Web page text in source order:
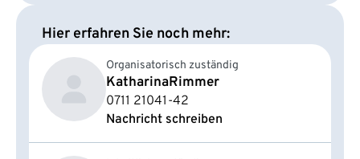
Hier erfahren Sie noch mehr:
Organisatorisch zuständig
KatharinaRimmer
0711 21041-42
Nachricht schreiben